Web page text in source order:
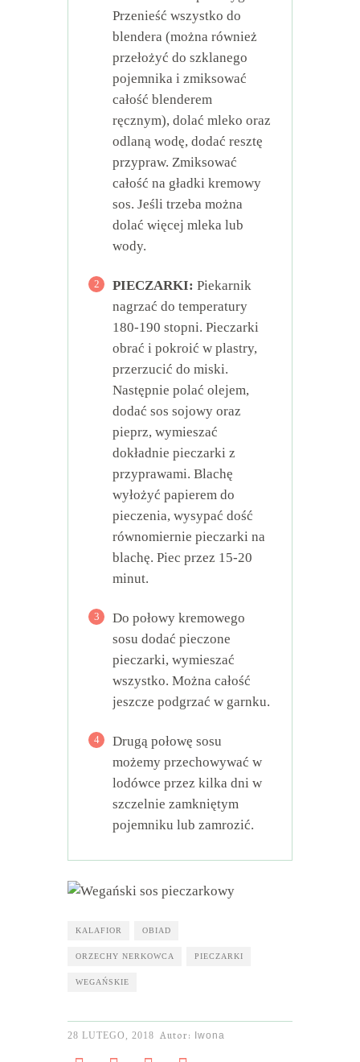
Przenieść wszystko do
blendera (można również
przełożyć do szklanego
pojemnika i zmiksować
całość blenderem
ręcznym), dolać mleko oraz
odlaną wodę, dodać resztę
przypraw. Zmiksować
całość na gładki kremowy
sos. Jeśli trzeba można
dolać więcej mleka lub
wody.
2 PIECZARKI: Piekarnik
nagrzać do temperatury
180-190 stopni. Pieczarki
obrać i pokroić w plastry,
przerzucić do miski.
Następnie polać olejem,
dodać sos sojowy oraz
pieprz, wymieszać
dokładnie pieczarki z
przyprawami. Blachę
wyłożyć papierem do
pieczenia, wysypać dość
równomiernie pieczarki na
blachę. Piec przez 15-20
minut.
3
Do połowy kremowego
sosu dodać pieczone
pieczarki, wymieszać
wszystko. Można całość
jeszcze podgrzać w garnku.
4
Drugą połowę sosu
możemy przechowywać w
lodówce przez kilka dni w
szczelnie zamkniętym
pojemniku lub zamrozić.
KALAFIOR OBIAD
ORZECHY NERKOWCA PIECZARKI
WEGAŃSKIE
28 LUTEGO, 2018 Autor: Iwona